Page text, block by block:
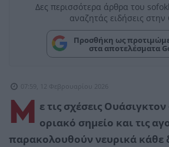
Δες περισσότερα άρθρα του
αναζητάς ειδήσεις στην
Προσθήκη ως
στα αποτελέσματα
07:59, 12 Φεβρουαρίου 2026
Μ
ε τις σχέσεις
οριακό σημείο και τις
παρακολουθούν νευρικά κάθε